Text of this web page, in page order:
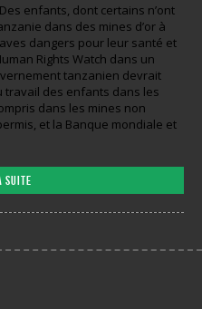
enfants, dont certains n’ont
dans des mines d’or à
dangers pour leur santé et
Rights Watch dans un
tanzanien devrait
travail des enfants dans les
dans les mines non
et la Banque mondiale et
suite